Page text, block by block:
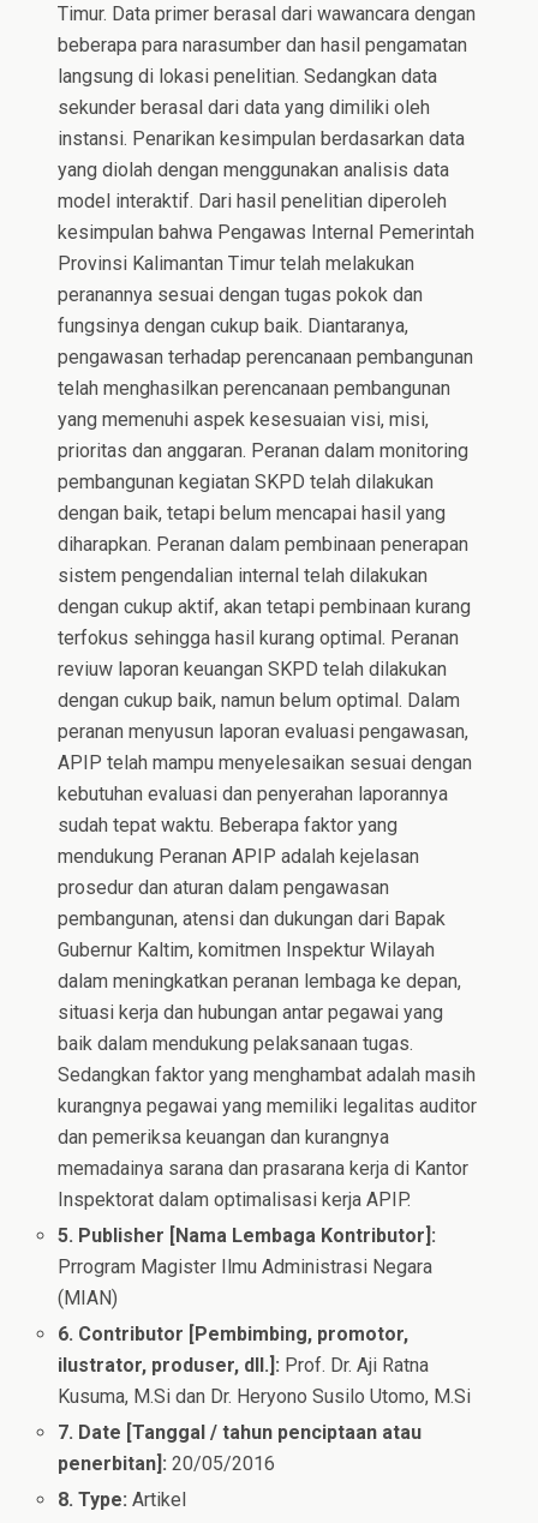
Timur. Data primer berasal dari wawancara dengan
beberapa para narasumber dan hasil pengamatan
langsung di lokasi penelitian. Sedangkan data
sekunder berasal dari data yang dimiliki oleh
instansi. Penarikan kesimpulan berdasarkan data
yang diolah dengan menggunakan analisis data
model interaktif. Dari hasil penelitian diperoleh
kesimpulan bahwa Pengawas Internal Pemerintah
Provinsi Kalimantan Timur telah melakukan
peranannya sesuai dengan tugas pokok dan
fungsinya dengan cukup baik. Diantaranya,
pengawasan terhadap perencanaan pembangunan
telah menghasilkan perencanaan pembangunan
yang memenuhi aspek kesesuaian visi, misi,
prioritas dan anggaran. Peranan dalam monitoring
pembangunan kegiatan SKPD telah dilakukan
dengan baik, tetapi belum mencapai hasil yang
diharapkan. Peranan dalam pembinaan penerapan
sistem pengendalian internal telah dilakukan
dengan cukup aktif, akan tetapi pembinaan kurang
terfokus sehingga hasil kurang optimal. Peranan
reviuw laporan keuangan SKPD telah dilakukan
dengan cukup baik, namun belum optimal. Dalam
peranan menyusun laporan evaluasi pengawasan,
APIP telah mampu menyelesaikan sesuai dengan
kebutuhan evaluasi dan penyerahan laporannya
sudah tepat waktu. Beberapa faktor yang
mendukung Peranan APIP adalah kejelasan
prosedur dan aturan dalam pengawasan
pembangunan, atensi dan dukungan dari Bapak
Gubernur Kaltim, komitmen Inspektur Wilayah
dalam meningkatkan peranan lembaga ke depan,
situasi kerja dan hubungan antar pegawai yang
baik dalam mendukung pelaksanaan tugas.
Sedangkan faktor yang menghambat adalah masih
kurangnya pegawai yang memiliki legalitas auditor
dan pemeriksa keuangan dan kurangnya
memadainya sarana dan prasarana kerja di Kantor
Inspektorat dalam optimalisasi kerja APIP.
5. Publisher [Nama Lembaga Kontributor]:
Prrogram Magister Ilmu Administrasi Negara
(MIAN)
6. Contributor [Pembimbing, promotor,
ilustrator, produser, dll.]: Prof. Dr. Aji Ratna
Kusuma, M.Si dan Dr. Heryono Susilo Utomo, M.Si
7. Date [Tanggal / tahun penciptaan atau
penerbitan]: 20/05/2016
8. Type: Artikel